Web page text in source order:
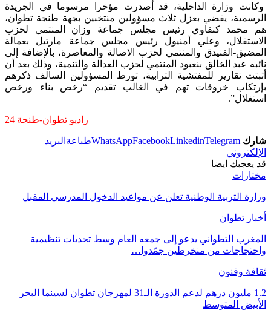
وكانت وزارة الداخلية، قد أصدرت مؤخرا مرسوما في الجريدة
الرسمية، يقضي بعزل ثلاث مسؤولين منتخبين بجهة طنجة تطوان،
هم محمد كنفاوي رئيس مجلس جماعة وزان المنتمي لحزب
الاستقلال، وعلي أمنيول رئيس مجلس جماعة مارتيل بعمالة
المضيق-الفنيدق والمنتمي لحزب الاصالة والمعاصرة، بالإضافة إلى
نائبه عبد الخالق بنعبود المنتمي لحزب العدالة والتنمية، وذلك بعد أن
أثبتت تقارير للمفتشية الترابية، تورط المسؤولين السالف ذكرهم
بإرتكاب خروقات تهم في الغالب تقديم “رخص بناء ورخص
استغلال”.
راديو تطوان-طنجة 24
شارك WhatsAppFacebookLinkedinTelegram طباعة البريد
الإلكتروني
قد يعجبك ايضا
مختارات
وزارة التربية الوطنية تعلن عن مواعيد الدخول المدرسي المقبل
أخبار تطوان
المغرب التطواني يدعو إلى جمعه العام وسط تحديات تنظيمية
واحتجاجات من منخرطين جمّدوا…
ثقافة وفنون
1.2 مليون درهم لدعم الدورة الـ31 لمهرجان تطوان لسينما البحر
الأبيض المتوسط